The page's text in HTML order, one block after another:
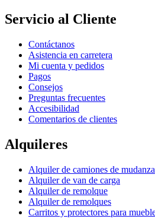
Servicio al Cliente
Contáctanos
Asistencia en carretera
Mi cuenta y pedidos
Pagos
Consejos
Preguntas frecuentes
Accesibilidad
Comentarios de clientes
Alquileres
Alquiler de camiones de mudanza
Alquiler de van de carga
Alquiler de remolque
Alquiler de remolques
Carritos y protectores para